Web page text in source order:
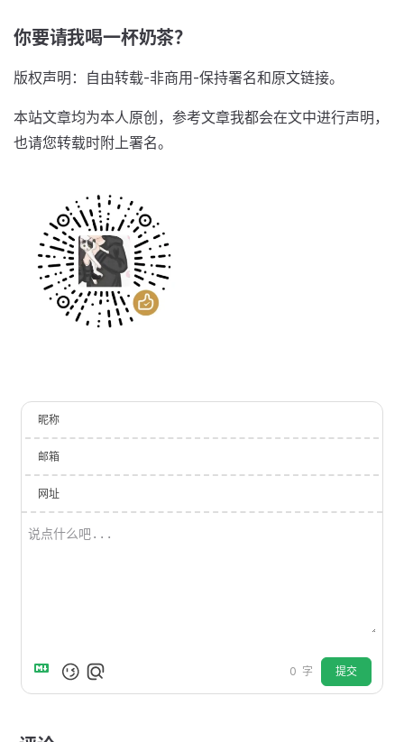
你要请我喝一杯奶茶？
版权声明：自由转载-非商用-保持署名和原文链接。
本站文章均为本人原创，参考文章我都会在文中进行声明，
也请您转载时附上署名。
昵称
邮箱
网址
0 字 提交